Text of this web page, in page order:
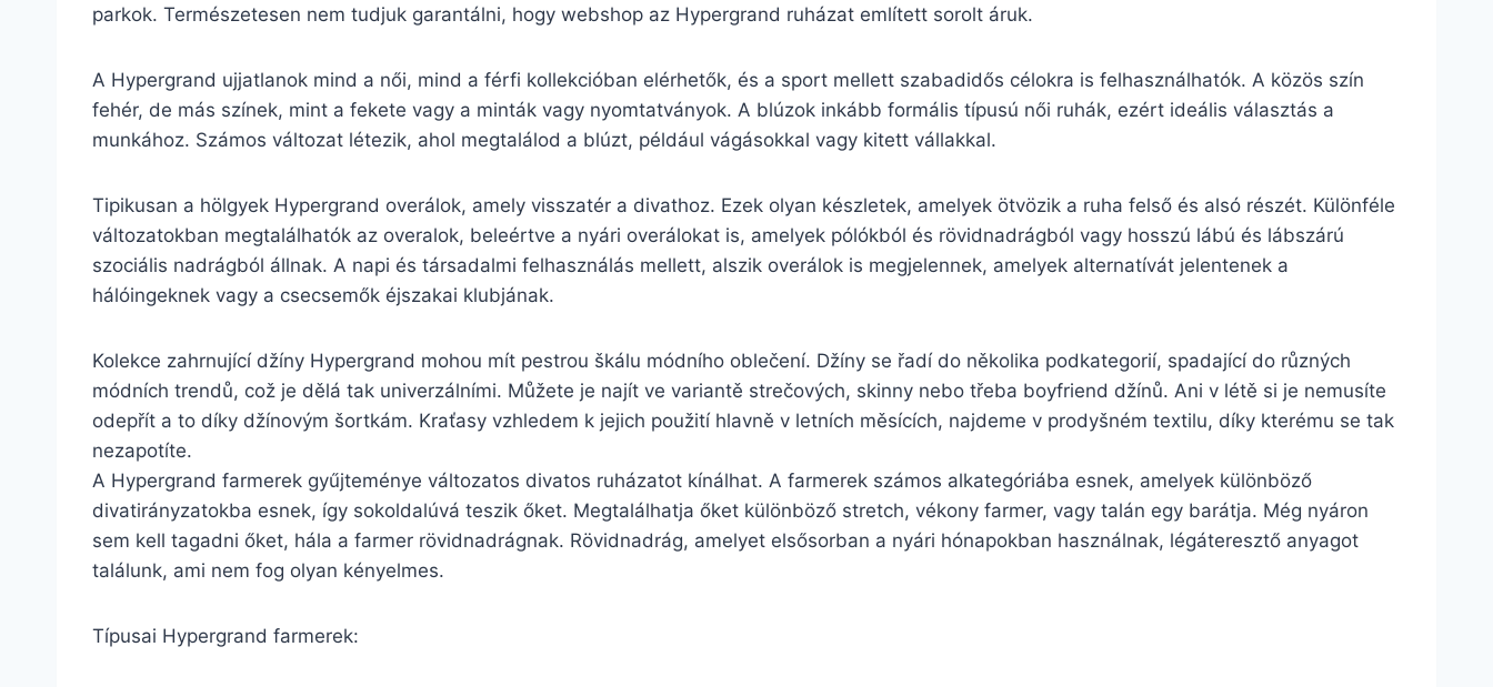
parkok. Természetesen nem tudjuk garantálni, hogy webshop az Hypergrand ruházat említett sorolt áruk.
A Hypergrand ujjatlanok mind a női, mind a férfi kollekcióban elérhetők, és a sport mellett szabadidős célokra is felhasználhatók. A közös szín
fehér, de más színek, mint a fekete vagy a minták vagy nyomtatványok. A blúzok inkább formális típusú női ruhák, ezért ideális választás a
munkához. Számos változat létezik, ahol megtalálod a blúzt, például vágásokkal vagy kitett vállakkal.
Tipikusan a hölgyek Hypergrand overálok, amely visszatér a divathoz. Ezek olyan készletek, amelyek ötvözik a ruha felső és alsó részét. Különféle
változatokban megtalálhatók az overalok, beleértve a nyári overálokat is, amelyek pólókból és rövidnadrágból vagy hosszú lábú és lábszárú
szociális nadrágból állnak. A napi és társadalmi felhasználás mellett, alszik overálok is megjelennek, amelyek alternatívát jelentenek a
hálóingeknek vagy a csecsemők éjszakai klubjának.
Kolekce zahrnující džíny Hypergrand mohou mít pestrou škálu módního oblečení. Džíny se řadí do několika podkategorií, spadající do různých
módních trendů, což je dělá tak univerzálními. Můžete je najít ve variantě strečových, skinny nebo třeba boyfriend džínů. Ani v létě si je nemusíte
odepřít a to díky džínovým šortkám. Kraťasy vzhledem k jejich použití hlavně v letních měsících, najdeme v prodyšném textilu, díky kterému se tak
nezapotíte.
A Hypergrand farmerek gyűjteménye változatos divatos ruházatot kínálhat. A farmerek számos alkategóriába esnek, amelyek különböző
divatirányzatokba esnek, így sokoldalúvá teszik őket. Megtalálhatja őket különböző stretch, vékony farmer, vagy talán egy barátja. Még nyáron
sem kell tagadni őket, hála a farmer rövidnadrágnak. Rövidnadrág, amelyet elsősorban a nyári hónapokban használnak, légáteresztő anyagot
találunk, ami nem fog olyan kényelmes.
Típusai Hypergrand farmerek: